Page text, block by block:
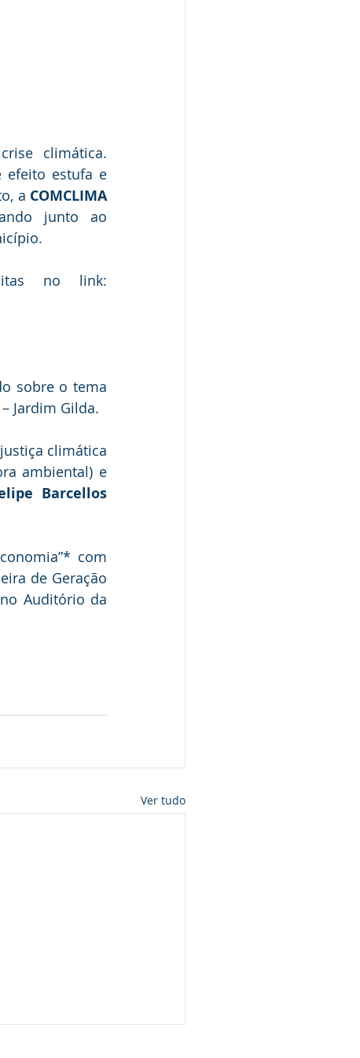
climática.
efeito estufa e
a COMCLIMA
sobre o tema
Jardim Gilda.
climática
ambiental) e
Barcellos
de Geração
Auditório da
Ver tudo